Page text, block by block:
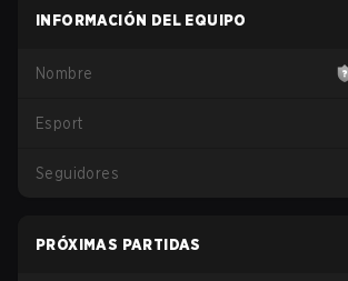
INFORMACIÓN DEL EQUIPO
Nombre
Esport
Seguidores
PRÓXIMAS PARTIDAS